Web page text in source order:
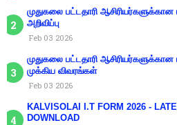
முதுகலை பட்டதாரி
அறிவிப்பு
Feb 03 2026
முதுகலை பட்டதாரி
முக்கிய விவரங்கள்
Feb 03 2026
KALVISOLAI I.T FORM 2026 -
DOWNLOAD